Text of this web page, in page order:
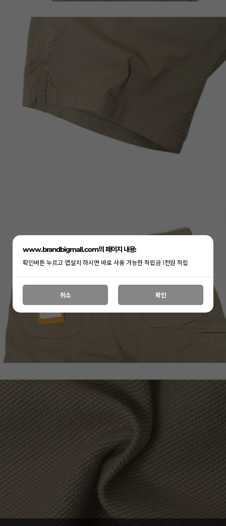
www.brandbigmall.com의 페이지 내용:
확인버튼 누르고 앱설치 하시면 바로 사용 가능한 적립금 1천원 적립
취소 확인